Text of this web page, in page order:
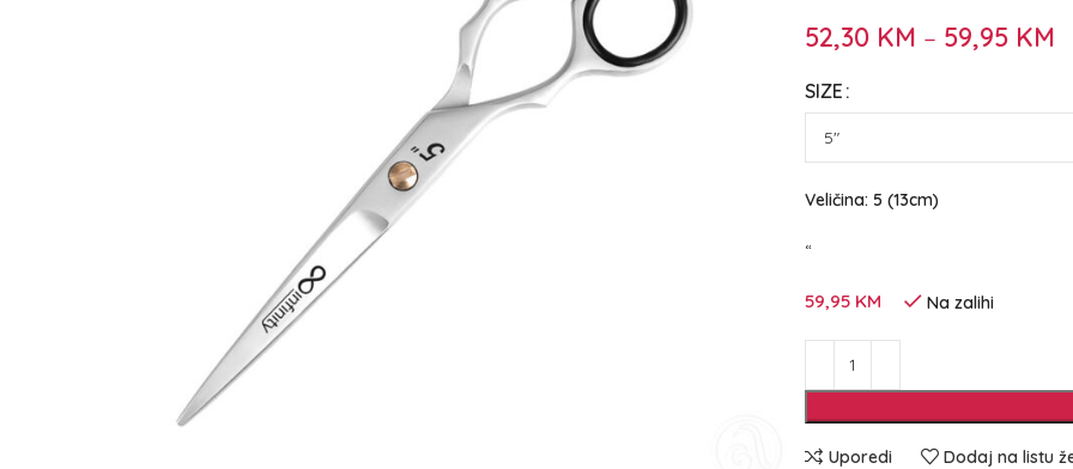
52,30 KM – 59,95 KM
SIZE
Veličina: 5 (13cm)
“
59,95 KM Na zalihi
Uporedi Dodaj na listu